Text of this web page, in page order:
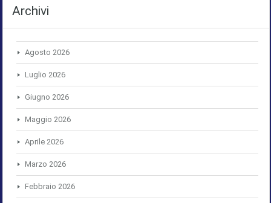
Archivi
Agosto 2026
Luglio 2026
Giugno 2026
Maggio 2026
Aprile 2026
Marzo 2026
Febbraio 2026